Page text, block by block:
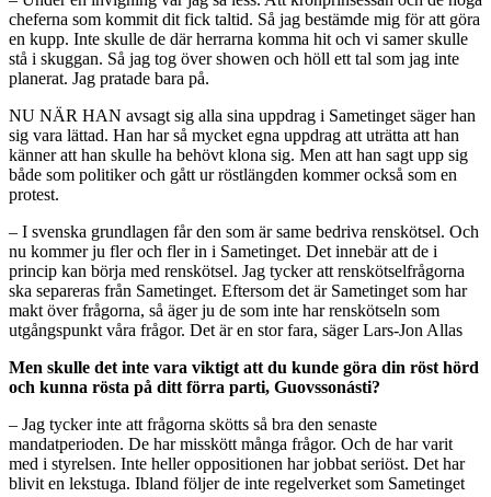
cheferna som kommit dit fick taltid. Så jag bestämde mig för att göra
en kupp. Inte skulle de där herrarna komma hit och vi samer skulle
stå i skuggan. Så jag tog över showen och höll ett tal som jag inte
planerat. Jag pratade bara på.
NU NÄR HAN avsagt sig alla sina uppdrag i Sametinget säger han
sig vara lättad. Han har så mycket egna uppdrag att uträtta att han
känner att han skulle ha behövt klona sig. Men att han sagt upp sig
både som politiker och gått ur röstlängden kommer också som en
protest.
– I svenska grundlagen får den som är same bedriva renskötsel. Och
nu kommer ju fler och fler in i Sametinget. Det innebär att de i
princip kan börja med renskötsel. Jag tycker att renskötselfrågorna
ska separeras från Sametinget. Eftersom det är Sametinget som har
makt över frågorna, så äger ju de som inte har renskötseln som
utgångspunkt våra frågor. Det är en stor fara, säger Lars-Jon Allas
Men skulle det inte vara viktigt att du kunde göra din röst hörd
och kunna rösta på ditt förra parti, Guovssonásti?
– Jag tycker inte att frågorna skötts så bra den senaste
mandatperioden. De har misskött många frågor. Och de har varit
med i styrelsen. Inte heller oppositionen har jobbat seriöst. Det har
blivit en lekstuga. Ibland följer de inte regelverket som Sametinget